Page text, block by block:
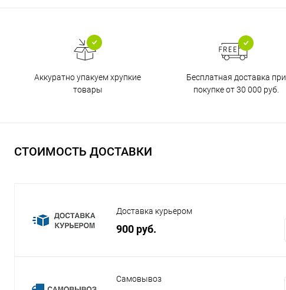
Аккуратно упакуем хрупкие
товары
Бесплатная доставка при
покупке от 30 000 руб.
СТОИМОСТЬ ДОСТАВКИ
Доставка курьером
900 руб.
Самовывоз